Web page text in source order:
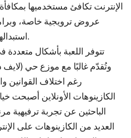
الإنترنت تكافئ مستخدميها
عروض ترويجية خاصة،
استبدالها بجوائز أو رصيد إضافي.
تتوفر اللعبة بأشكال متعددة
وتُقدّم غالبًا مع موزع حي (لايف
رغم اختلاف القوانين
الكازينوهات الأونلاين أصبحت
الباحثين عن تجربة ترفيهية
العديد من الكازينوهات على